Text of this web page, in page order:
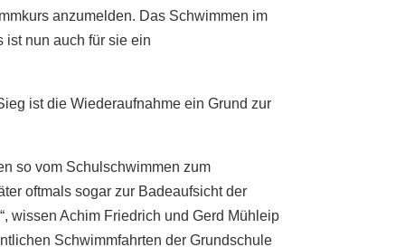
anzumelden. Das Schwimmen im
ist nun auch für sie ein
ist die Wiederaufnahme ein Grund zur
so vom Schulschwimmen zum
oftmals sogar zur Badeaufsicht der
wissen Achim Friedrich und Gerd Mühleip
Schwimmfahrten der Grundschule